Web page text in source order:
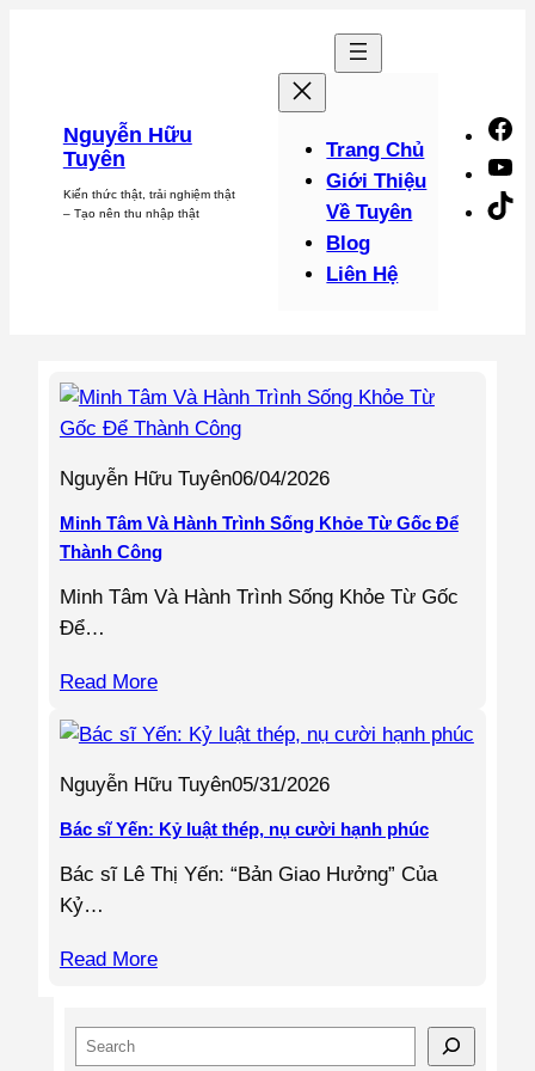
Nguyễn Hữu
Tuyên
Kiến thức thật, trải nghiệm thật
– Tạo nên thu nhập thật
Trang Chủ
Giới Thiệu
Về Tuyên
Blog
Liên Hệ
Nguyễn Hữu Tuyên06/04/2026
Minh Tâm Và Hành Trình Sống Khỏe Từ Gốc Để
Thành Công
Minh Tâm Và Hành Trình Sống Khỏe Từ Gốc
Để…
Read More
Nguyễn Hữu Tuyên05/31/2026
Bác sĩ Yến: Kỷ luật thép, nụ cười hạnh phúc
Bác sĩ Lê Thị Yến: “Bản Giao Hưởng” Của
Kỷ…
Read More
S